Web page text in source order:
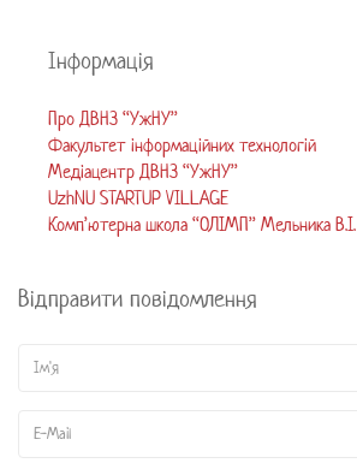
Інформація
Про ДВНЗ “УжНУ”
Факультет інформаційних технологій
Медіацентр ДВНЗ “УжНУ”
UzhNU STARTUP VILLAGE
Комп’ютерна школа “ОЛІМП” Мельника В.І.
Відправити повідомлення